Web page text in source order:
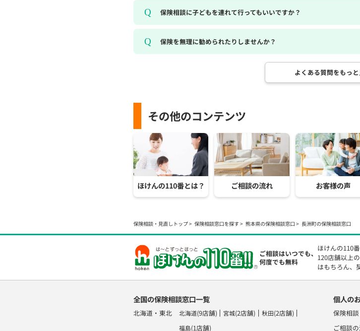
保険相談に子どもを連れて行ってもいいですか？
保険を無理に勧められたりしませんか？
よくある質問をもっ
その他のコンテンツ
ほけんの110番とは？ ご相談の流れ お客様の声
保険相談・見直しトップ 保険相談窓口を探す 熊本県の保険相談窓口 長洲町の保険相談窓口
ご相談はいつでも、
何度でも無料
ほけんの110
120店舗以上
はもちろん、
全国の保険相談窓口一覧
北海道・東北 北海道(9店舗) 宮城(2店舗) 秋田(2店舗)
福島(1店舗)
個人の
保険相
ご相談